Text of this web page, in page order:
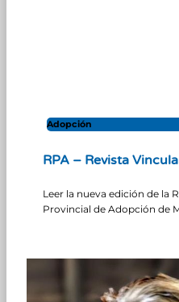
Adopción
RPA – Revista
Leer la nueva edición de la
Provincial de Adopción de